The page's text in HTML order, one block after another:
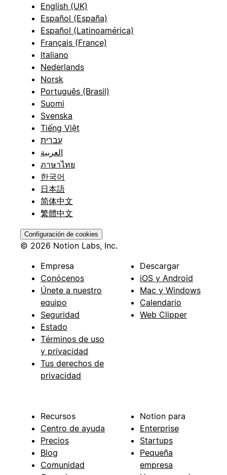
English (UK)
Español (España)
Español (Latinoamérica)
Français (France)
Italiano
Nederlands
Norsk
Português (Brasil)
Suomi
Svenska
Tiếng Việt
עברית
العربية
ภาษาไทย
한국어
日本語
简体中文
繁體中文
Configuración de cookies
© 2026 Notion Labs, Inc.
Empresa
Conócenos
Únete a nuestro
equipo
Seguridad
Estado
Términos de uso
y privacidad
Tus derechos de
privacidad
Descargar
iOS y Android
Mac y Windows
Calendario
Web Clipper
Recursos
Centro de ayuda
Precios
Blog
Comunidad
Notion para
Enterprise
Startups
Pequeña
empresa